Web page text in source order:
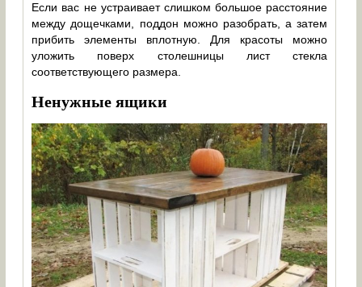
Если вас не устраивает слишком большое расстояние
между дощечками, поддон можно разобрать, а затем
прибить элементы вплотную. Для красоты можно
уложить поверх столешницы лист стекла
соответствующего размера.
Ненужные ящики